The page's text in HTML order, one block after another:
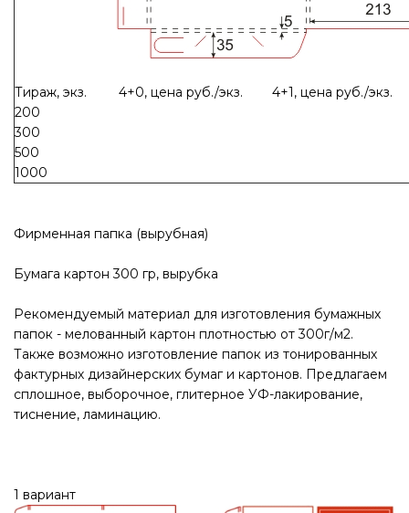
Тираж, экз. 4+0, цена руб./экз.
4+1, цена руб./экз.
200
300
500
1000
Фирменная папка (вырубная)
Бумага картон 300 гр, вырубка
Рекомендуемый материал для изготовления бумажных
папок - мелованный картон плотностью от 300г/м2.
Также возможно изготовление папок из тонированных
фактурных дизайнерских бумаг и картонов. Предлагаем
сплошное, выборочное, глитерное УФ-лакирование,
тиснение, ламинацию.
1 вариант